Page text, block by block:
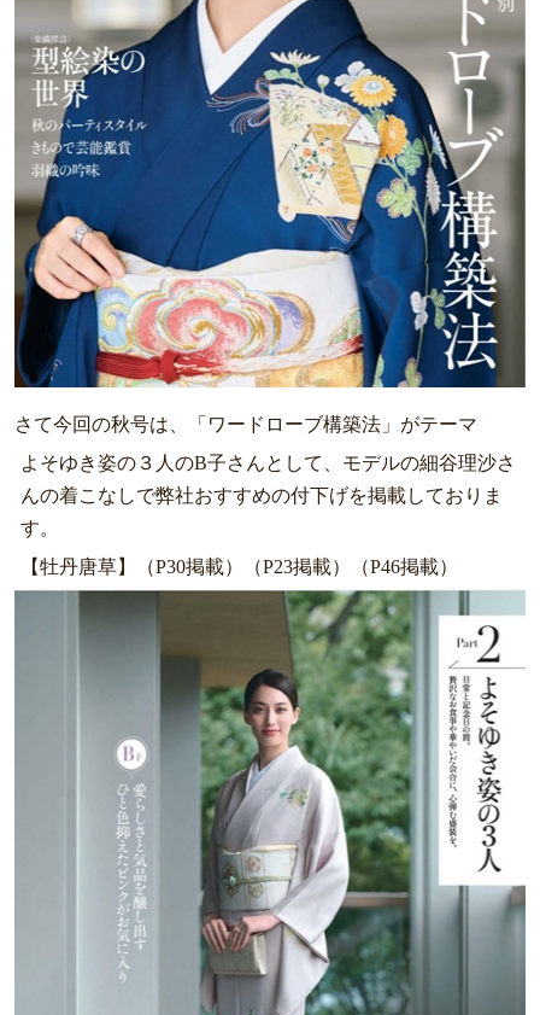
さて今回の秋号は、「ワードローブ構築法」がテーマ
よそゆき姿の３人のB子さんとして、モデルの細谷理沙さ
んの着こなしで弊社おすすめの付下げを掲載しておりま
す。
【牡丹唐草】（P30掲載）（P23掲載）（P46掲載）